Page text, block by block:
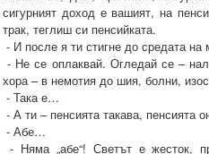
сигурният доход е вашият, на
трак, теглиш си пенсийката.
- И после я ти стигне до средата на
- Не се оплаквай. Огледай се –
хора – в немотия до шия, болни,
- Така е…
- А ти – пенсията такава, пенсията
- Абе…
- Няма „абе“! Светът е жесток,